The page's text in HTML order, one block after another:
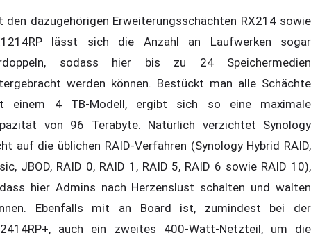
den dazugehörigen Erweiterungsschächten RX214 sowie
lässt sich die Anzahl an Laufwerken sogar
sodass hier bis zu 24 Speichermedien
werden können. Bestückt man alle Schächte
einem 4 TB-Modell, ergibt sich so eine maximale
von 96 Terabyte. Natürlich verzichtet Synology
auf die üblichen RAID-Verfahren (Synology Hybrid RAID,
JBOD, RAID 0, RAID 1, RAID 5, RAID 6 sowie RAID 10),
hier Admins nach Herzenslust schalten und walten
Ebenfalls mit an Board ist, zumindest bei der
auch ein zweites 400-Watt-Netzteil, um die